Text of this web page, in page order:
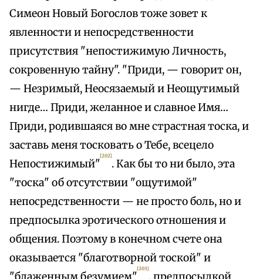
Симеон Новый Богослов тоже зовет к
явленности и непосредственности
присутствия "непостижимую Личность,
сокровенную тайну". "Приди, — говорит он,
— Незримый, Неосязаемый и Неощутимый
нигде… Приди, желанное и славное Имя…
Приди, родившаяся во мне страстная тоска, и
заставь меня тосковать о Тебе, всецело
Непостижимый"
[202]
. Как бы то ни было, эта
"тоска" об отсутствии "ощутимой"
непосредственности — не просто боль, но и
предпосылка эротического отношения и
общения. Поэтому в конечном счете она
оказывается "благотворной тоской" и
[203]